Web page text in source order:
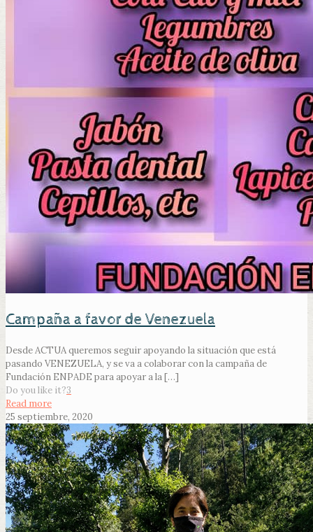
Campaña a favor de Venezuela
Desde ACTUA queremos seguir apoyando la situación que está
pasando VENEZUELA, y se va a colaborar con la campaña de
Fundación ENPADE para apoyar a la[…]
Do you like it?3
Read more
25 septiembre, 2020